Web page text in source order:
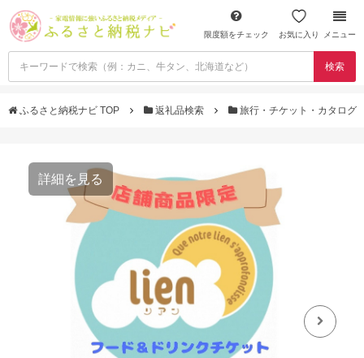
限度額をチェック お気に入り メニュー
検索
ふるさと納税ナビ TOP 返礼品検索 旅行・チケット・カタログ
詳細を見る